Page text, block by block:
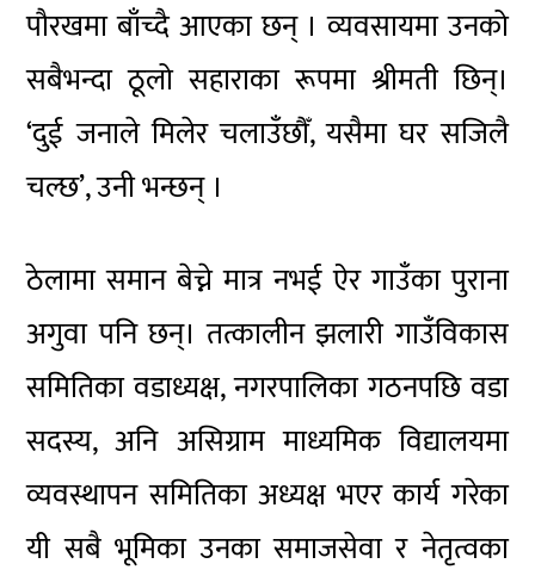
पौरखमा बाँच्दै आएका छन् । व्यवसायमा उनको
सबैभन्दा ठूलो सहाराका रूपमा श्रीमती छिन्।
‘दुई जनाले मिलेर चलाउँछौँ, यसैमा घर सजिलै
चल्छ’, उनी भन्छन् ।
ठेलामा समान बेच्ने मात्र नभई ऐर गाउँका पुराना
अगुवा पनि छन्। तत्कालीन झलारी गाउँविकास
समितिका वडाध्यक्ष, नगरपालिका गठनपछि वडा
सदस्य, अनि असिग्राम माध्यमिक विद्यालयमा
व्यवस्थापन समितिका अध्यक्ष भएर कार्य गरेका
यी सबै भूमिका उनका समाजसेवा र नेतृत्वका